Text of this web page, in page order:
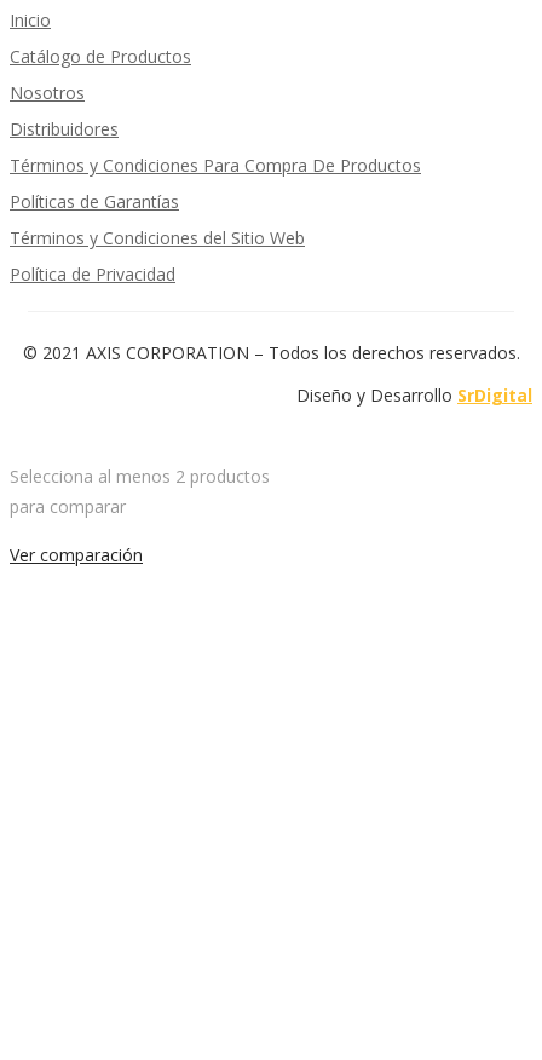
Inicio
Catálogo de Productos
Nosotros
Distribuidores
Términos y Condiciones Para Compra De Productos
Políticas de Garantías
Términos y Condiciones del Sitio Web
Política de Privacidad
© 2021 AXIS CORPORATION – Todos los derechos reservados.
Diseño y Desarrollo SrDigital
Selecciona al menos 2 productos
para comparar
Ver comparación